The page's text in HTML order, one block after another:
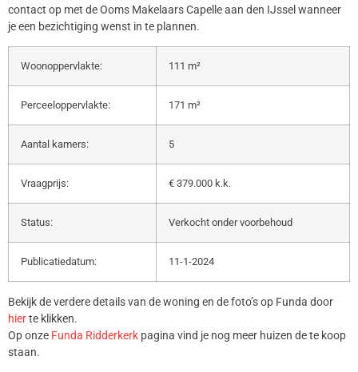
contact op met de Ooms Makelaars Capelle aan den IJssel wanneer
je een bezichtiging wenst in te plannen.
Woonoppervlakte: 111 m²
Perceeloppervlakte: 171 m²
Aantal kamers: 5
Vraagprijs: € 379.000 k.k.
Status: Verkocht onder voorbehoud
Publicatiedatum: 11-1-2024
Bekijk de verdere details van de woning en de foto’s op Funda door
hierte klikken.
Op onze Funda Ridderkerk pagina vind je nog meer huizen de te koop
staan.